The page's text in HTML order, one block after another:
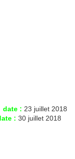
date : 23 juillet 2018
: 30 juillet 2018